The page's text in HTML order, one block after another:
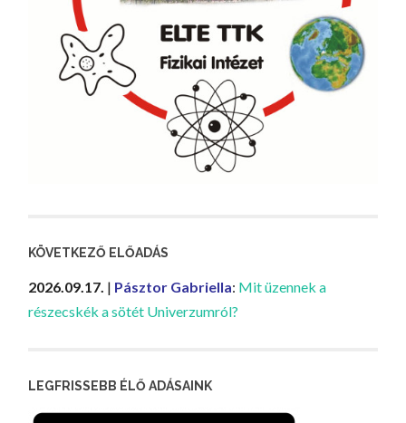
KÖVETKEZŐ ELŐADÁS
2026.09.17. | Pásztor Gabriella: Mit üzennek a
részecskék a sötét Univerzumról?
LEGFRISSEBB ÉLŐ ADÁSAINK